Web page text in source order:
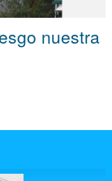
nuestra